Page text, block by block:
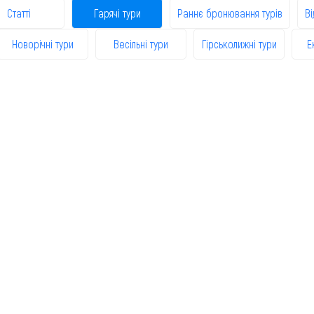
Статті Гарячі тури Раннє бронювання турів
Новорічні тури Весільні тури Гірськолижні тури